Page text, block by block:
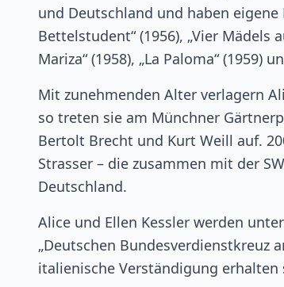
und Deutschland und haben
Bettelstudent“ (1956), „Vier Mädels
Mariza“ (1958), „La Paloma“ (1959)
Mit zunehmenden Alter verlagern
so treten sie am Münchner
Bertolt Brecht und Kurt Weill auf.
Strasser – die zusammen mit der
Deutschland.
Alice und Ellen Kessler werden
„Deutschen Bundesverdienstkreuz
italienische Verständigung erhalten